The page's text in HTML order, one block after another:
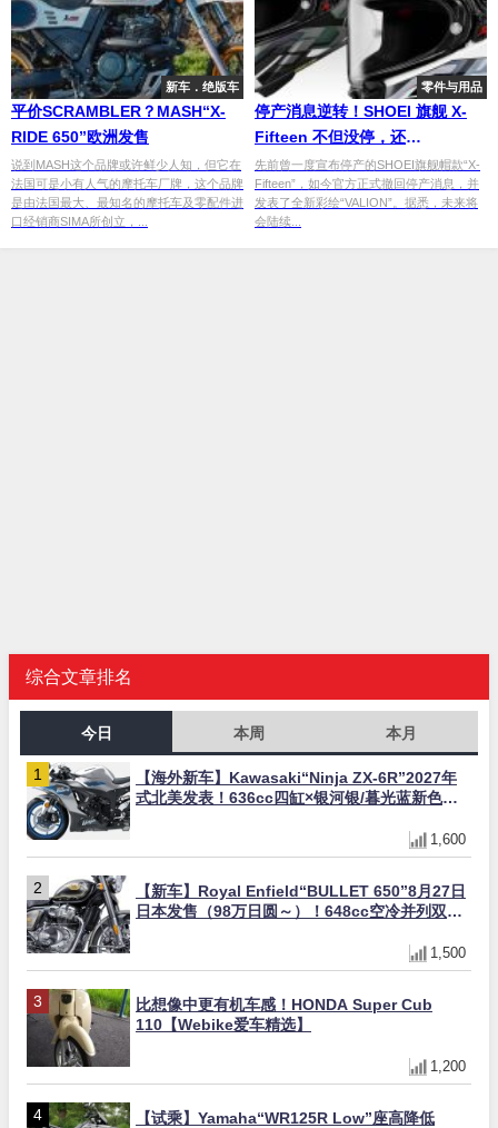
新车．绝版车
平价SCRAMBLER？MASH“X-
RIDE 650”欧洲发售
说到MASH这个品牌或许鲜少人知，但它在
法国可是小有人气的摩托车厂牌，这个品牌
是由法国最大、最知名的摩托车及零配件进
口经销商SIMA所创立，...
零件与用品
停产消息逆转！SHOEI 旗舰 X-
Fifteen 不但没停，还
推“VALION”新色强势回归！
先前曾一度宣布停产的SHOEI旗舰帽款“X-
Fifteen”，如今官方正式撤回停产消息，并
发表了全新彩绘“VALION”。据悉，未来将
会陆续...
综合文章排名
今日 本周 本月
【海外新车】Kawasaki“Ninja ZX-6R”2027年
式北美发表！636cc四缸×银河银/暮光蓝新色
1,600
【新车】Royal Enfield“BULLET 650”8月27日
日本发售（98万日圆～）！648cc空冷并列双缸×
1,500
比想像中更有机车感！HONDA Super Cub
110【Webike爱车精选】
1,200
【试乘】Yamaha“WR125R Low”座高降低